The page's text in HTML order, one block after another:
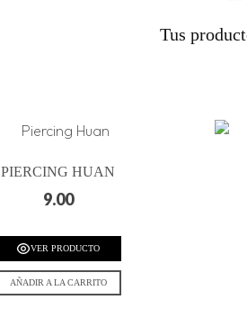
Tus
PIERCING HUAN
9.00
VER PRODUCTO
AÑADIR A LA CARRITO